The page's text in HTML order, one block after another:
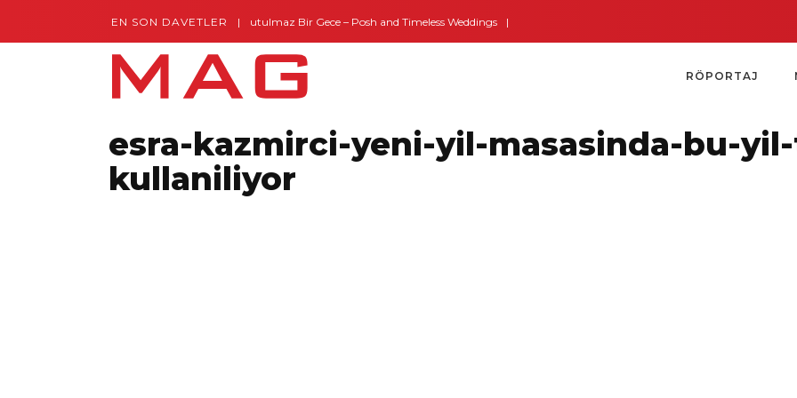
EN SON DAVETLER
Gaziantep’te Unutulmaz Bir Gece – Posh and Timeless Weddings Bodrum’dan İngiltere’ye Kısa Bir Yolculuk
RÖPORTAJ
esra-kazmirci-yeni-yil-masasinda-bu-
kullaniliyor